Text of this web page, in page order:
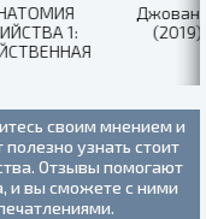
1:
(2019)
своим мнением и
узнать стоит
Отзывы помогают
и вы сможете с ними